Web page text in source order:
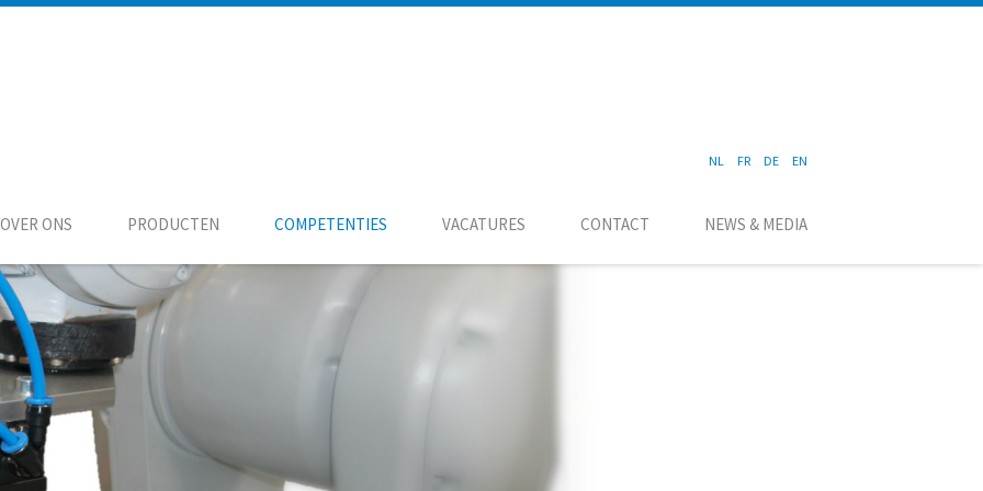
NL FR DE EN
OVER ONS PRODUCTEN COMPETENTIES VACATURES CONTACT NEWS & MEDIA